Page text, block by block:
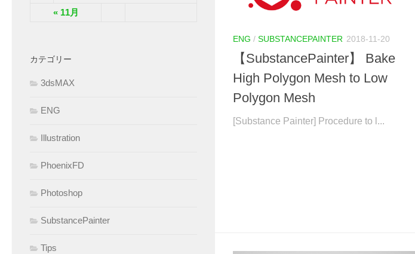
ENG / SUBSTANCEPAINTER 2018-11-20
【SubstancePainter】 Bake
High Polygon Mesh to Low
Polygon Mesh
[Substance Painter] Procedure to l...
« 11月
カテゴリー
3dsMAX
ENG
Illustration
PhoenixFD
Photoshop
SubstancePainter
Tips